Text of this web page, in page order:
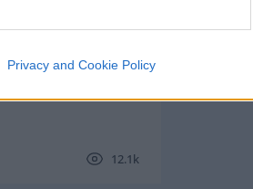
Privacy and Cookie Policy
12.1k